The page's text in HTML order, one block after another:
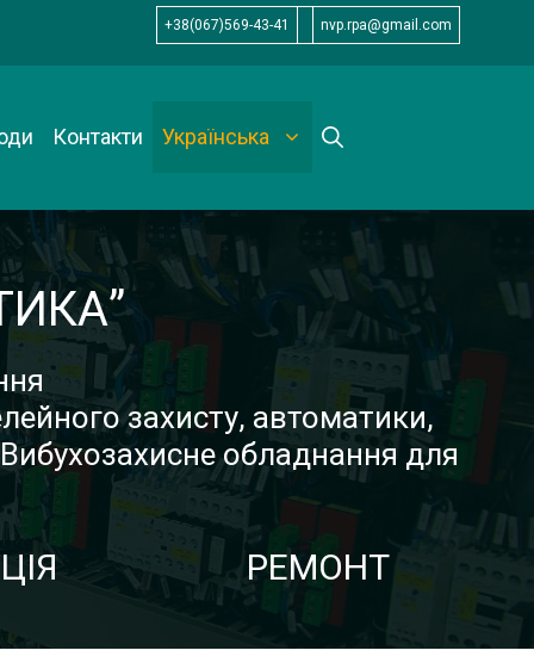
+38(067)569-43-41 nvp.rpa@gmail.com
Контакти Українська
захисту, автоматики,
обладнання для
РЕМОНТ